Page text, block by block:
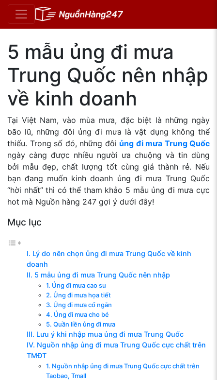
5 mẫu ủng đi mưa
Trung Quốc nên nhập
về kinh doanh
Tại Việt Nam, vào mùa mưa, đặc biệt là những ngày
bão lũ, những đôi ủng đi mưa là vật dụng không thể
thiếu. Trong số đó, những đôi ủng đi mưa Trung Quốc
ngày càng được nhiều người ưa chuộng và tin dùng
bởi mẫu đẹp, chất lượng tốt cùng giá thành rẻ. Nếu
bạn đang muốn kinh doanh ủng đi mưa Trung Quốc
“hời nhất” thì có thể tham khảo 5 mẫu ủng đi mưa cực
hot mà Nguồn hàng 247 gợi ý dưới đây!
Mục lục
I. Lý do nên chọn ủng đi mưa Trung Quốc về kinh
doanh
II. 5 mẫu ủng đi mưa Trung Quốc nên nhập
1. Ủng đi mưa cao su
2. Ủng đi mưa họa tiết
3. Ủng đi mưa cổ ngắn
4. Ủng đi mưa cho bé
5. Quần liền ủng đi mưa
III. Lưu ý khi nhập mua ủng đi mưa Trung Quốc
IV. Nguồn nhập ủng đi mưa Trung Quốc cực chất trên
TMĐT
1. Nguồn nhập ủng đi mưa Trung Quốc cực chất trên
Taobao, Tmall